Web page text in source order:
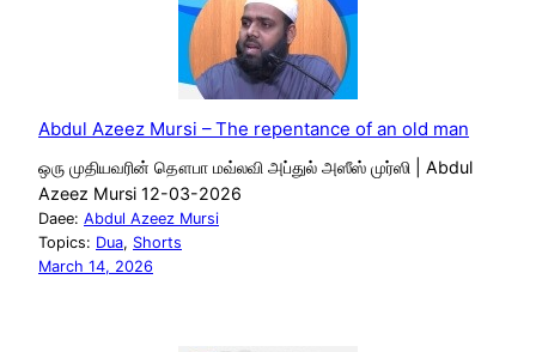
Abdul Azeez Mursi – The repentance of an old man
ஒரு முதியவரின் தௌபா மவ்லவி அப்துல் அஸீஸ் முர்ஸி | Abdul
Azeez Mursi 12-03-2026
Daee: Abdul Azeez Mursi
Topics: Dua, Shorts
March 14, 2026